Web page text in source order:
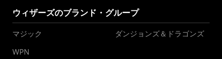
ウィザーズのブランド・グループ
マジック
ダンジョンズ＆ドラゴンズ
WPN